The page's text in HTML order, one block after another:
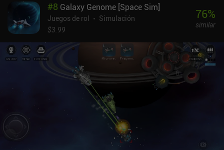
#8 Galaxy Genome [Space Sim]
Juegos de rol
Simulación
$3.99
76%
similar